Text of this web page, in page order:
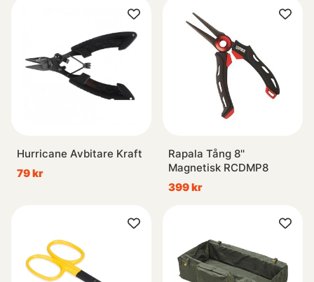
Hurricane Avbitare Kraft
79 kr
Rapala Tång 8''
Magnetisk RCDMP8
399 kr